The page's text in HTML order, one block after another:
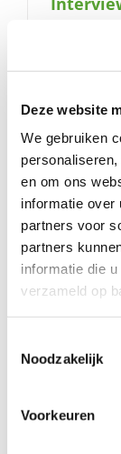
Deze website
We gebruiken
en om ons
informatie over
partners voor
partners
informatie die
verzameld op
Noodzakelijk
Voorkeuren
naar: